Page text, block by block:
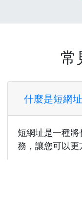
常
什麼是短網
短網址是一種
務，讓您可以更